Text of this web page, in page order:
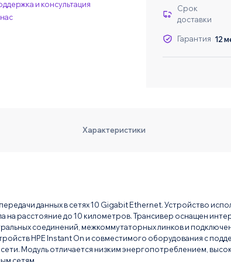
и консультация
Срок
доставки
Гарантия 12
Характеристики
данных в сетях 10 Gigabit Ethernet. Устройство
на расстояние до 10 километров. Трансивер оснащен
соединений, межкоммутаторных линков и
HPE Instant On и совместимого оборудования с
Модуль отличается низким энергопотреблением,